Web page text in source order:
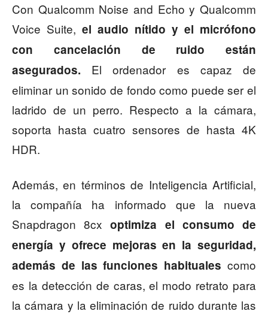
Con Qualcomm Noise and Echo y Qualcomm
Voice Suite, el audio nítido y el micrófono
con cancelación de ruido están
asegurados. El ordenador es capaz de
eliminar un sonido de fondo como puede ser el
ladrido de un perro. Respecto a la cámara,
soporta hasta cuatro sensores de hasta 4K
HDR.
Además, en términos de Inteligencia Artificial,
la compañía ha informado que la nueva
Snapdragon 8cx optimiza el consumo de
energía y ofrece mejoras en la seguridad,
además de las funciones habituales como
es la detección de caras, el modo retrato para
la cámara y la eliminación de ruido durante las